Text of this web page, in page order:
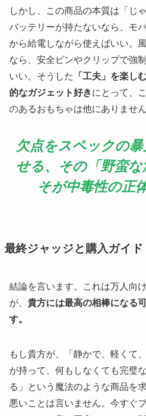
しかし、この商品の本質は「じ
バッテリーが持たないなら、モ
から給電しながら使えばいい。
なら、安全ピンやクリップで強
いい。そうした 「工夫」を楽し
的なガジェット好き にとって、
のあるおもちゃは他にありません
欠点をスペックの
せる、その「野蛮
そが中毒性の正
最終ジャッジと購入ガイド
結論を言います。これは万人向
が、 貴方には最高の相棒になる
す。
もし貴方が、「静かで、軽くて
が持って、何もしなくても完璧
る」という魔法のような商品を
悪いことは言いません。今すぐ